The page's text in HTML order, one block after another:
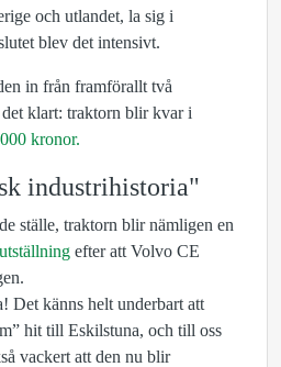
och utlandet, la sig i
blev det intensivt.
in från framförallt två
klart: traktorn blir kvar i
kronor.
industrihistoria"
ställe, traktorn blir nämligen en
efter att Volvo CE
Det känns helt underbart att
hit till Eskilstuna, och till oss
vackert att den nu blir